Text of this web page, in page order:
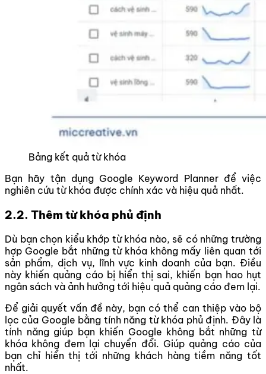
Bảng kết quả từ khóa
Bạn hãy tận dụng Google Keyword Planner để việc
nghiên cứu từ khóa được chính xác và hiệu quả nhất.
2.2. Thêm từ khóa phủ định
Dù bạn chọn kiểu khớp từ khóa nào, sẽ có những trường
hợp Google bắt những từ khóa không mấy liên quan tới
sản phẩm, dịch vụ, lĩnh vực kinh doanh của bạn. Điều
này khiến quảng cáo bị hiển thị sai, khiến bạn hao hụt
ngân sách và ảnh hưởng tới hiệu quả quảng cáo đem lại.
Để giải quyết vấn đề này, bạn có thể can thiệp vào bộ
lọc của Google bằng tính năng từ khóa phủ định. Đây là
tính năng giúp bạn khiến Google không bắt những từ
khóa không đem lại chuyển đổi. Giúp quảng cáo của
bạn chỉ hiển thị tới những khách hàng tiềm năng tốt
nhất.